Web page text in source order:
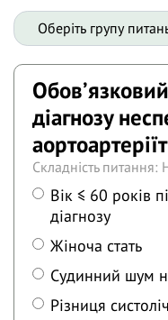
діагнозу
аортоартеріїт
Складність питання:
Вік ≤ 60 років
діагнозу
Жіноча стать
Судинний шум
Різниця